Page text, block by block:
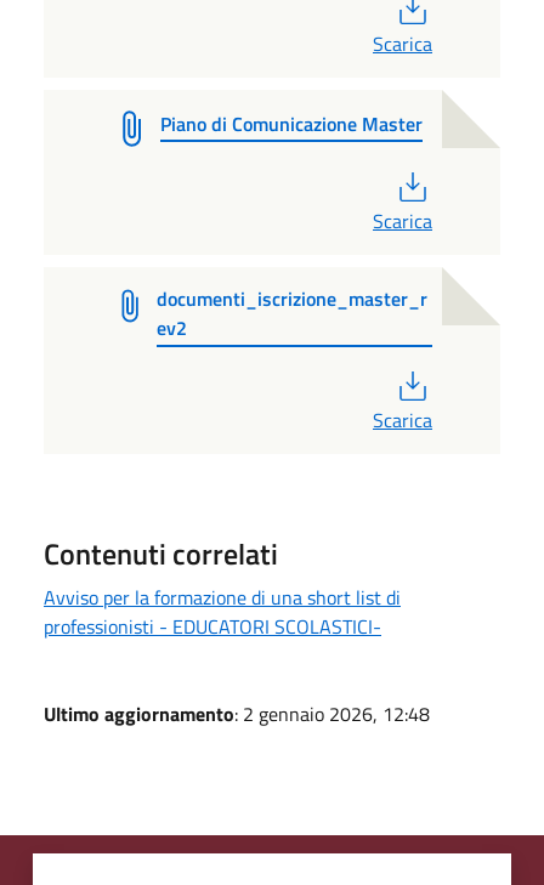
Scarica
Piano di Comunicazione Master
Scarica
documenti_iscrizione_master_r
ev2
Scarica
Contenuti correlati
Avviso per la formazione di una short list di
professionisti - EDUCATORI SCOLASTICI-
Ultimo aggiornamento: 2 gennaio 2026, 12:48